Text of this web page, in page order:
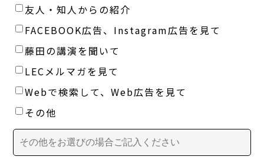
友人・知人からの紹介
FACEBOOK広告、Instagram広告を見て
藤田の講演を聞いて
LECメルマガを見て
Webで検索して、Web広告を見て
その他